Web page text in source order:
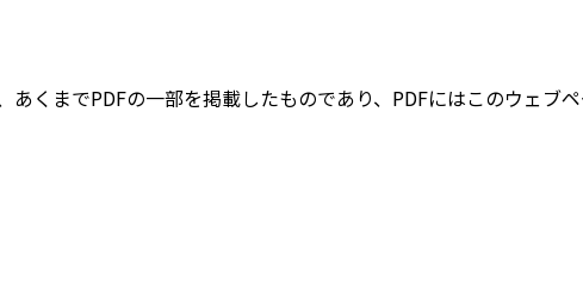
くまでPDFの一部を掲載したものであり、PDFにはこのウェブ